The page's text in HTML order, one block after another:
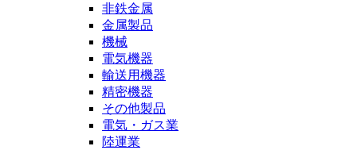
非鉄金属
金属製品
機械
電気機器
輸送用機器
精密機器
その他製品
電気・ガス業
陸運業